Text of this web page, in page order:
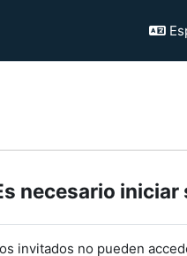
necesario iniciar
invitados no pueden